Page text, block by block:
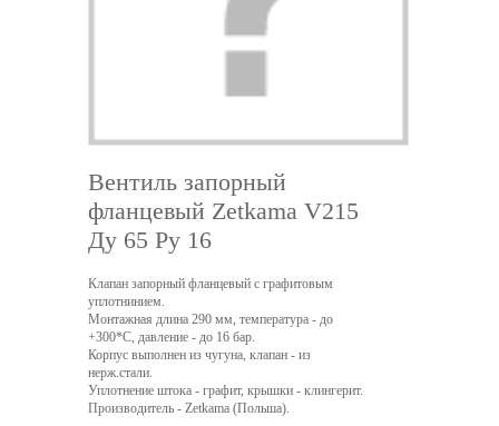
Вентиль запорный
фланцевый Zetkama V215
Ду 65 Ру 16
Клапан запорный фланцевый с графитовым
уплотнинием.
Монтажная длина 290 мм, температура - до
+300*С, давление - до 16 бар.
Корпус выполнен из чугуна, клапан - из
нерж.стали.
Уплотнение штока - графит, крышки - клингерит.
Производитель - Zetkama (Польша).